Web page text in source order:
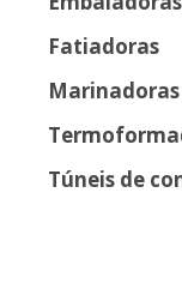
Fatiadoras
Marinadoras
Túneis de